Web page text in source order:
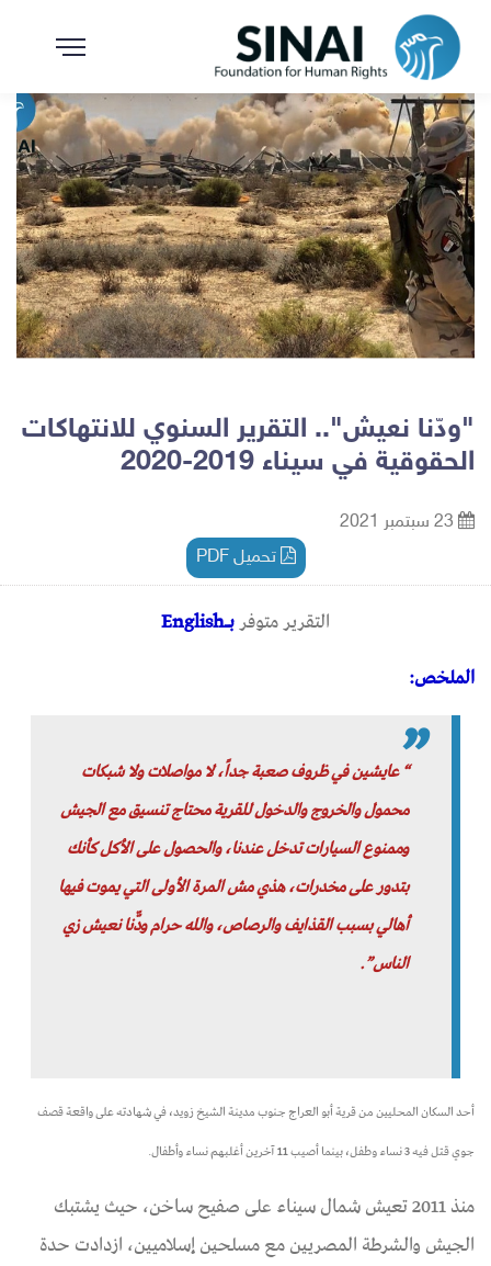
"ودّنا نعيش".. التقرير السنوي للانتهاكات
الحقوقية في سيناء 2019-2020
تحميل PDF
التقرير متوفربـEnglish
الملخص:
“ عايشين في ظروف صعبة جداً، لا مواصلات ولا شبكات
محمول والخروج والدخول للقرية محتاج تنسيق مع الجيش
وممنوع السيارات تدخل عندنا، والحصول على الأكل كأنك
بتدور على مخدرات، هذي مش المرة الأولى التي يموت فيها
أهالي بسبب القذايف والرصاص، والله حرام ودّّنا نعيش زي
الناس”.
أحد السكان المحليين من قرية أبو العراج جنوب مدينة الشيخ زويد، في شهادته على واقعة قصف
جوي قتل فيه 3 نساء وطفل، بينما أصيب 11 آخرين أغلبهم نساء وأطفال.
منذ 2011 تعيش شمال سيناء على صفيح ساخن، حيث يشتبك
الجيش والشرطة المصريين مع مسلحين إسلاميين، ازدادت حدة